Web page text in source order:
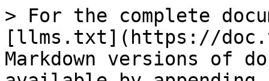
> For the complete
[llms.txt](https://
Markdown versions of